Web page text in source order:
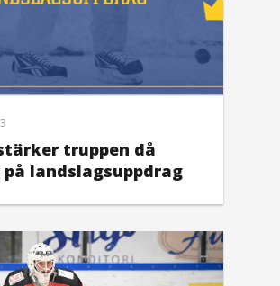
truppen då
landslagsuppdrag